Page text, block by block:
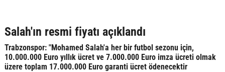
Salah'ın resmi fiyatı açıklandı
Trabzonspor: "Mohamed Salah'a her bir futbol sezonu için,
10.000.000 Euro yıllık ücret ve 7.000.000 Euro imza ücreti olmak
üzere toplam 17.000.000 Euro garanti ücret ödenecektir